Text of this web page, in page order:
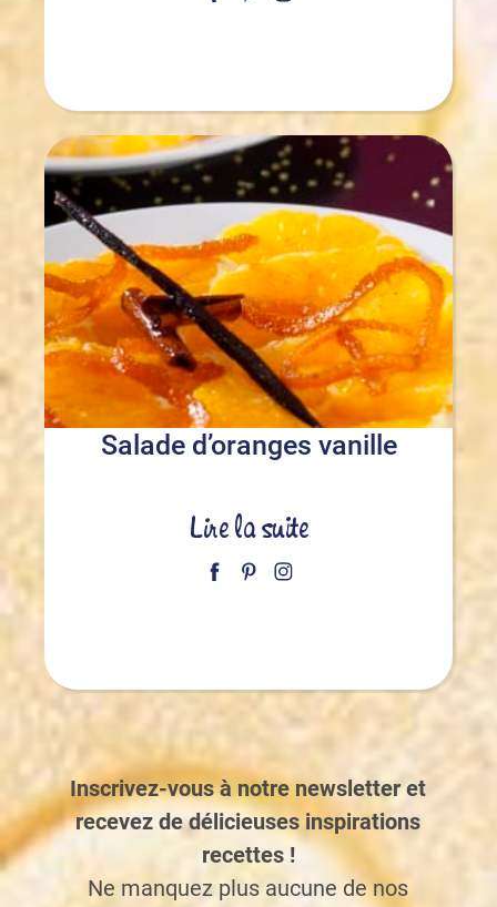
Salade d’oranges vanille
Lire la suite
Inscrivez-vous à notre newsletter et
recevez de délicieuses inspirations
recettes !
Ne manquez plus aucune de nos